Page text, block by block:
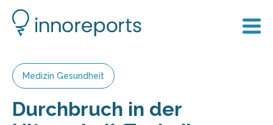
Medizin Gesundheit
Durchbruch in der